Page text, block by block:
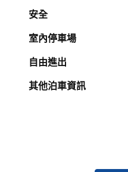
安全
室內停車場
自由進出
其他泊車資訊